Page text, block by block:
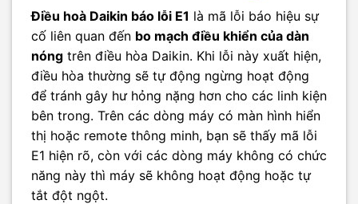
Điều hoà Daikin báo lỗi E1 là mã lỗi báo hiệu sự
cố liên quan đến bo mạch điều khiển của dàn
nóng trên điều hòa Daikin. Khi lỗi này xuất hiện,
điều hòa thường sẽ tự động ngừng hoạt động
để tránh gây hư hỏng nặng hơn cho các linh kiện
bên trong. Trên các dòng máy có màn hình hiển
thị hoặc remote thông minh, bạn sẽ thấy mã lỗi
E1 hiện rõ, còn với các dòng máy không có chức
năng này thì máy sẽ không hoạt động hoặc tự
tắt đột ngột.